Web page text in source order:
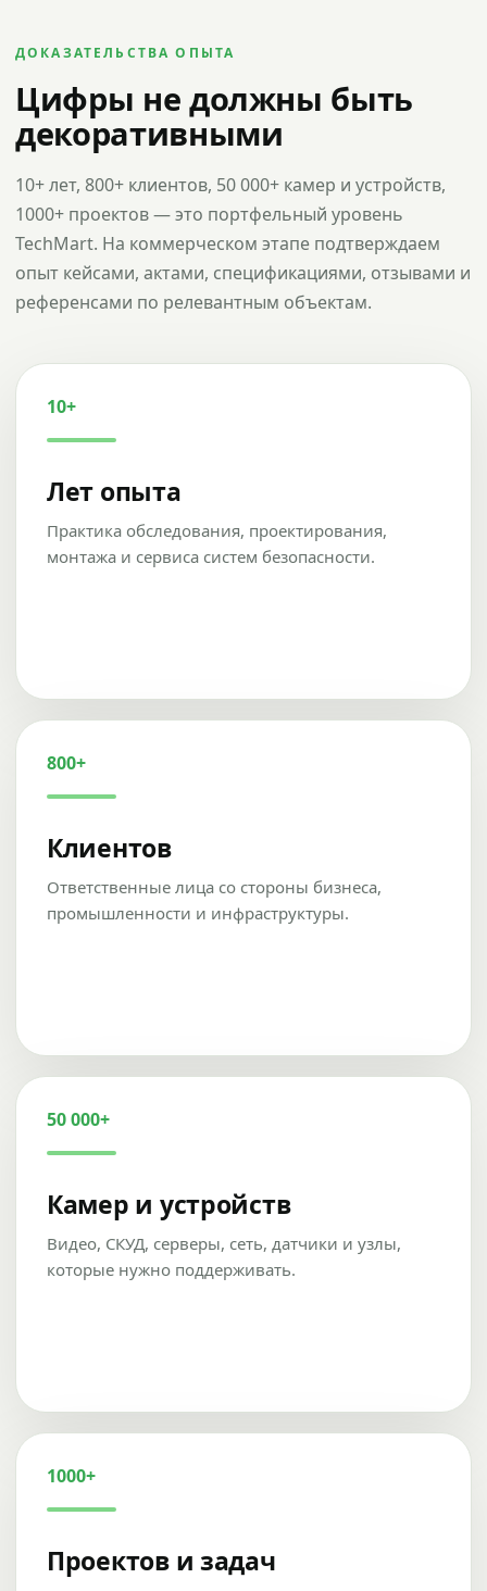
ДОКАЗАТЕЛЬСТВА ОПЫТА
Цифры не должны быть
декоративными
10+ лет, 800+ клиентов, 50 000+ камер и устройств,
1000+ проектов — это портфельный уровень
TechMart. На коммерческом этапе подтверждаем
опыт кейсами, актами, спецификациями, отзывами и
референсами по релевантным объектам.
10+
Лет опыта
Практика обследования, проектирования,
монтажа и сервиса систем безопасности.
800+
Клиентов
Ответственные лица со стороны бизнеса,
промышленности и инфраструктуры.
50 000+
Камер и устройств
Видео, СКУД, серверы, сеть, датчики и узлы,
которые нужно поддерживать.
1000+
Проектов и задач